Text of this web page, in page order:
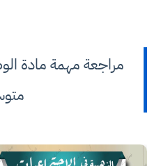
مراجعة مهمة مادة